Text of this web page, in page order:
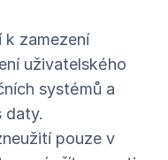
k zamezení
uživatelského
systémů a
daty.
pouze v